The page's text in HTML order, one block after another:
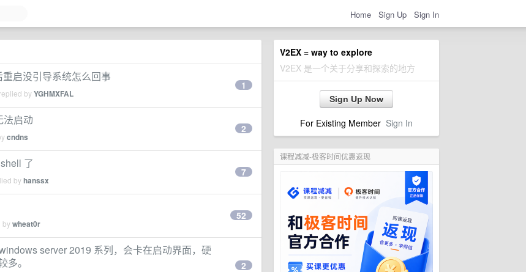
Home Sign Up Sign In
V2EX = way to explore
V2EX 是一个关于分享和探索的地方
Sign Up Now
For Existing Member Sign In
课程减减-极客时间优惠返现
启没引导系统怎么回事
byYGHMXFAL
1
法启动
cndns
2
了
byhanssx
7
bywheat0r
52
server 2019 系列，会卡在启动界面，硬
。
2